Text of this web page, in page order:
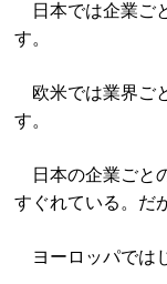
日本では企業ご
す。
欧米では業界ご
す。
日本の企業ごと
すぐれている。だ
ヨーロッパでは